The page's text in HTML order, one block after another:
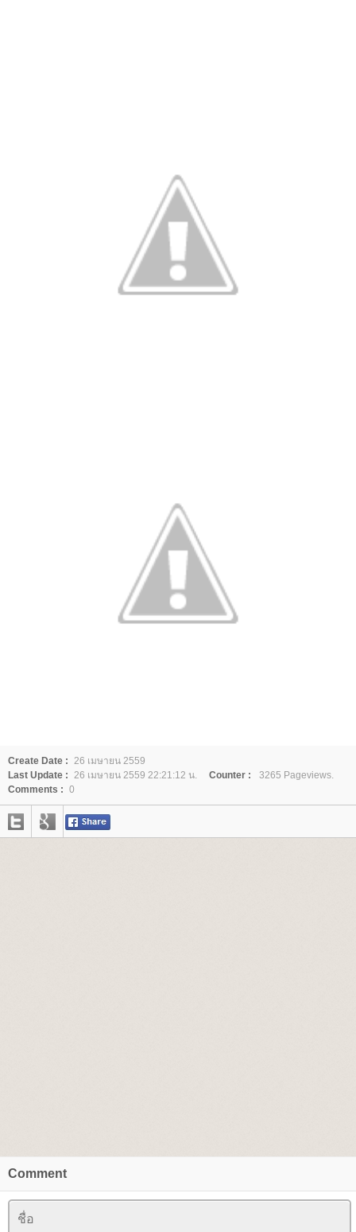
Create Date : 26 เมษายน 2559
Last Update : 26 เมษายน 2559 22:21:12 น. Counter :
3265 Pageviews.
Comments : 0
Comment